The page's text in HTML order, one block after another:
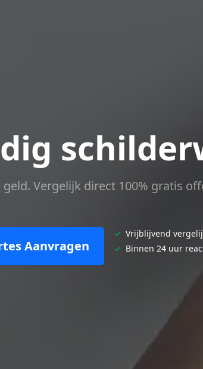
geld. Vergelijk direct 100% gratis
Aanvragen
✓ Vrijblijvend
✓ Binnen 24 uur